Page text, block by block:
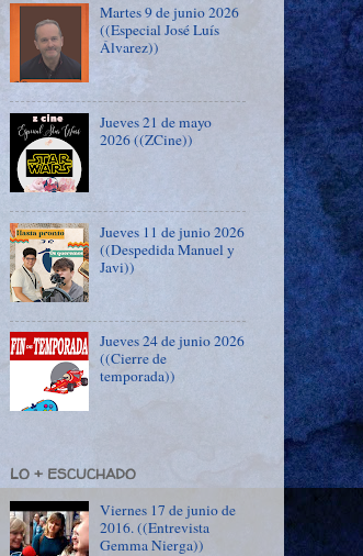
Martes 9 de junio 2026
((Especial José Luís
Álvarez))
Jueves 21 de mayo
2026 ((ZCine))
Jueves 11 de junio 2026
((Despedida Manuel y
Javi))
Jueves 24 de junio 2026
((Cierre de
temporada))
LO + ESCUCHADO
Viernes 17 de junio de
2016. ((Entrevista
Gemma Nierga))